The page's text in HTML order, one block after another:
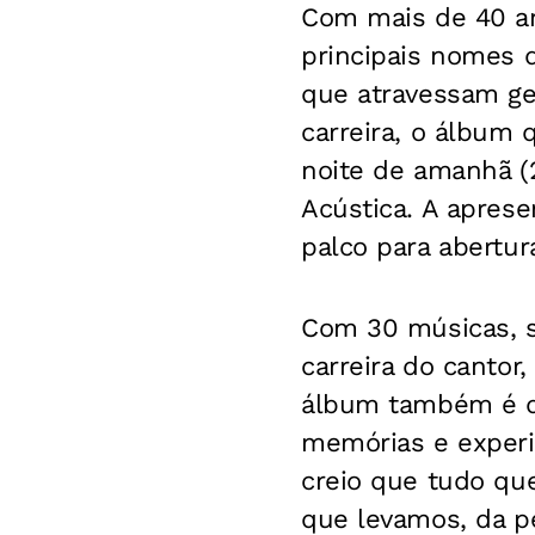
Com mais de 40
principais nomes
que atravessam
carreira, o álbum
noite de amanhã
Acústica. A
palco para
Com 30 músicas,
carreira do
álbum também é
memórias e
creio que tudo
que levamos, da